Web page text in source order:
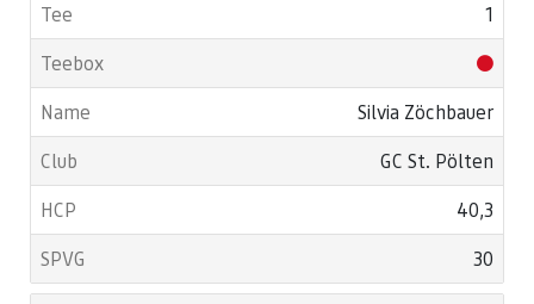
1
Silvia Zöchbauer
GC St. Pölten
40,3
30